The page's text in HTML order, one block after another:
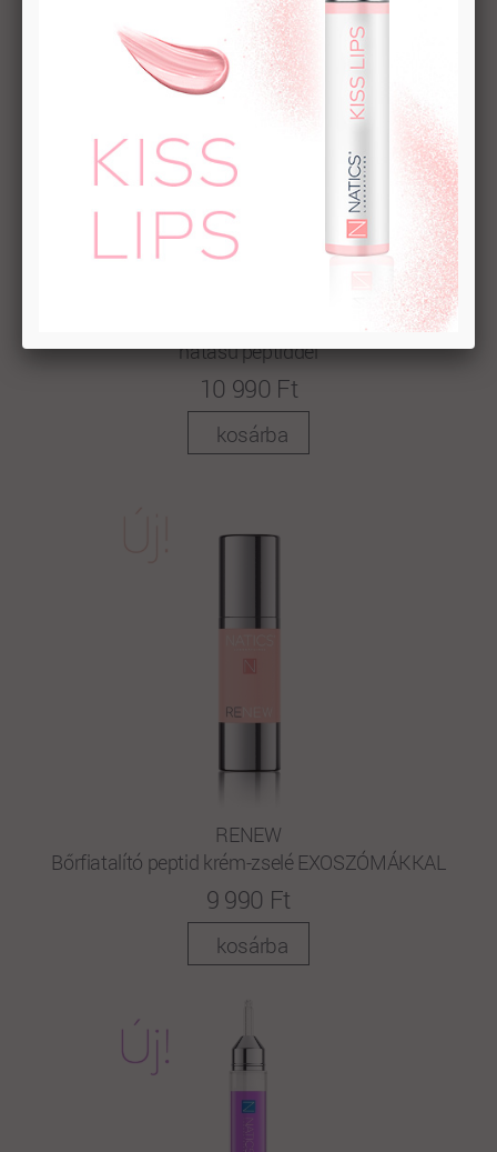
Booster Essence ŐSSEJT EXOSZÓMÁVAL ÉS BOTOX
hatású peptiddel
10 990 Ft
kosárba
RENEW
Bőrfiatalító peptid krém-zselé EXOSZÓMÁKKAL
9 990 Ft
kosárba